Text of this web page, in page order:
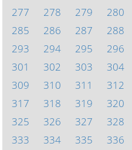
277
278 279 280
285
286 287 288
293
294 295 296
301
302 303 304
309
310 311 312
317
318 319 320
325
326 327 328
333
334 335 336